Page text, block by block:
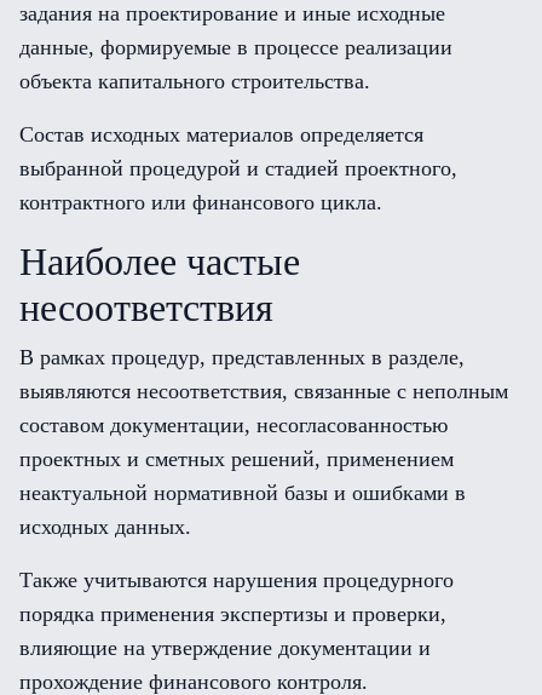
задания на проектирование и иные исходные
данные, формируемые в процессе реализации
объекта капитального строительства.
Состав исходных материалов определяется
выбранной процедурой и стадией проектного,
контрактного или финансового цикла.
Наиболее частые
несоответствия
В рамках процедур, представленных в разделе,
выявляются несоответствия, связанные с неполным
составом документации, несогласованностью
проектных и сметных решений, применением
неактуальной нормативной базы и ошибками в
исходных данных.
Также учитываются нарушения процедурного
порядка применения экспертизы и проверки,
влияющие на утверждение документации и
прохождение финансового контроля.